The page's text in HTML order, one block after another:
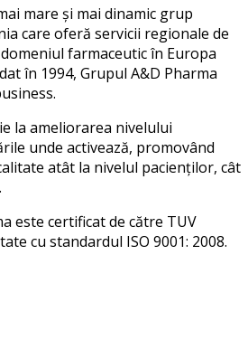
mare și mai dinamic grup
care oferă servicii regionale de
farmaceutic în Europa
în 1994, Grupul A&D Pharma
la ameliorarea nivelului
unde activează, promovând
atât la nivelul pacienților, cât
este certificat de către TUV
cu standardul ISO 9001: 2008.